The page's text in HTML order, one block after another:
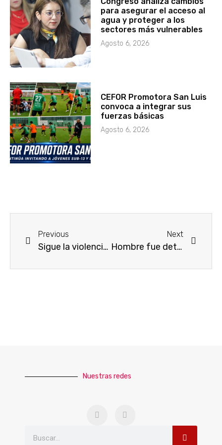
para asegurar el acceso al
agua y proteger a los
sectores más vulnerables
Agosto 6, 2026
CEFOR Promotora San Luis
convoca a integrar sus
fuerzas básicas
Agosto 6, 2026
Previous
Sigue la violencia en #SLP
Next
Hombre fue detenido acusado de ser el quinto implicado en un secuestró
Nuestras redes